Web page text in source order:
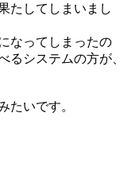
たしてしまいまし
なってしまったの
るシステムの方が、
たいです。